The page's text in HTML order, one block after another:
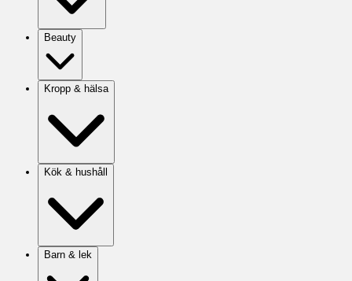
Beauty
Kropp & hälsa
Kök & hushåll
Barn & lek